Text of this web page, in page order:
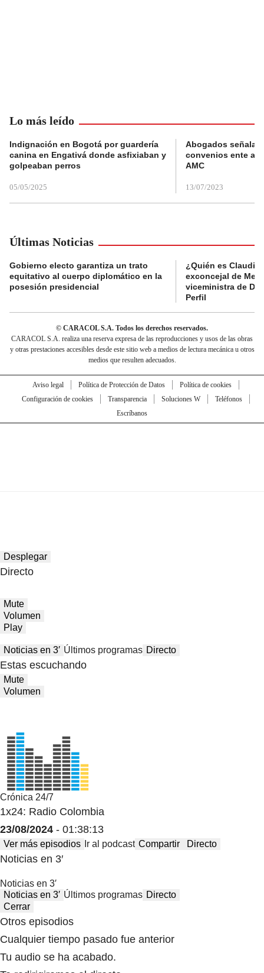
Lo más leído
Indignación en Bogotá por guardería
canina en Engativá donde asfixiaban y
golpeaban perros
05/05/2025
Abogados
convenios ente
AMC
13/07/2023
Últimas Noticias
Gobierno electo garantiza un trato
equitativo al cuerpo diplomático en la
posesión presidencial
¿Quién es Claudia
exconcejal de
viceministra de
Perfil
© CARACOL S.A. Todos los derechos reservados.
CARACOL S.A. realiza una reserva expresa de las reproducciones y usos de las obras
y otras prestaciones accesibles desde este sitio web a medios de lectura mecánica u otros
medios que resulten adecuados.
Aviso legal Política de Protección de Datos
Política de cookies
Configuración de cookies
Transparencia Soluciones W
Teléfonos
Escríbanos
Desplegar
Directo
Mute
Volumen
Play
Noticias en 3′ Últimos programas Directo
Estas escuchando
Mute
Volumen
Crónica 24/7
1x24: Radio Colombia
23/08/2024 - 01:38:13
Ver más episodios Ir al podcast Compartir Directo
Noticias en 3′
Noticias en 3′
Noticias en 3′ Últimos programas Directo
Cerrar
Otros episodios
Cualquier tiempo pasado fue anterior
Tu audio se ha acabado.